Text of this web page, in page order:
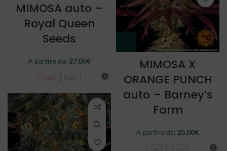
MIMOSA auto –
Royal Queen
Seeds
A partire da: 27,00€
3 semi
MIMOSA X
ORANGE PUNCH
auto – Barney’s
Farm
A partire da: 25,00€